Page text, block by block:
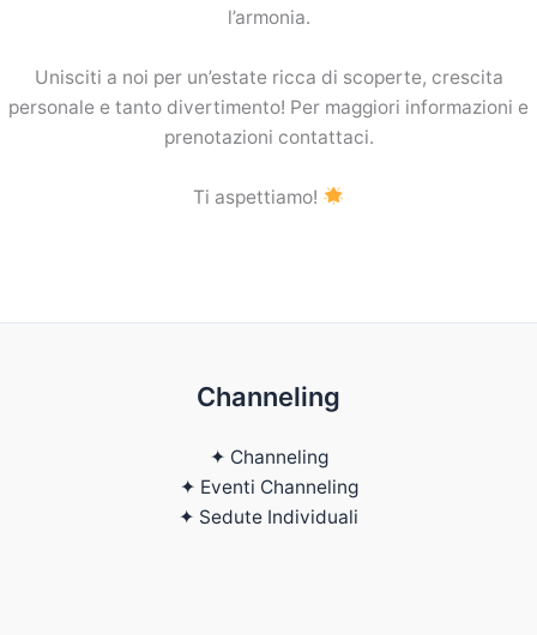
l’armonia.
Unisciti a noi per un’estate ricca di scoperte, crescita
personale e tanto divertimento! Per maggiori informazioni e
prenotazioni contattaci.
Ti aspettiamo!
Channeling
✦ Channeling
✦ Eventi Channeling
✦ Sedute Individuali